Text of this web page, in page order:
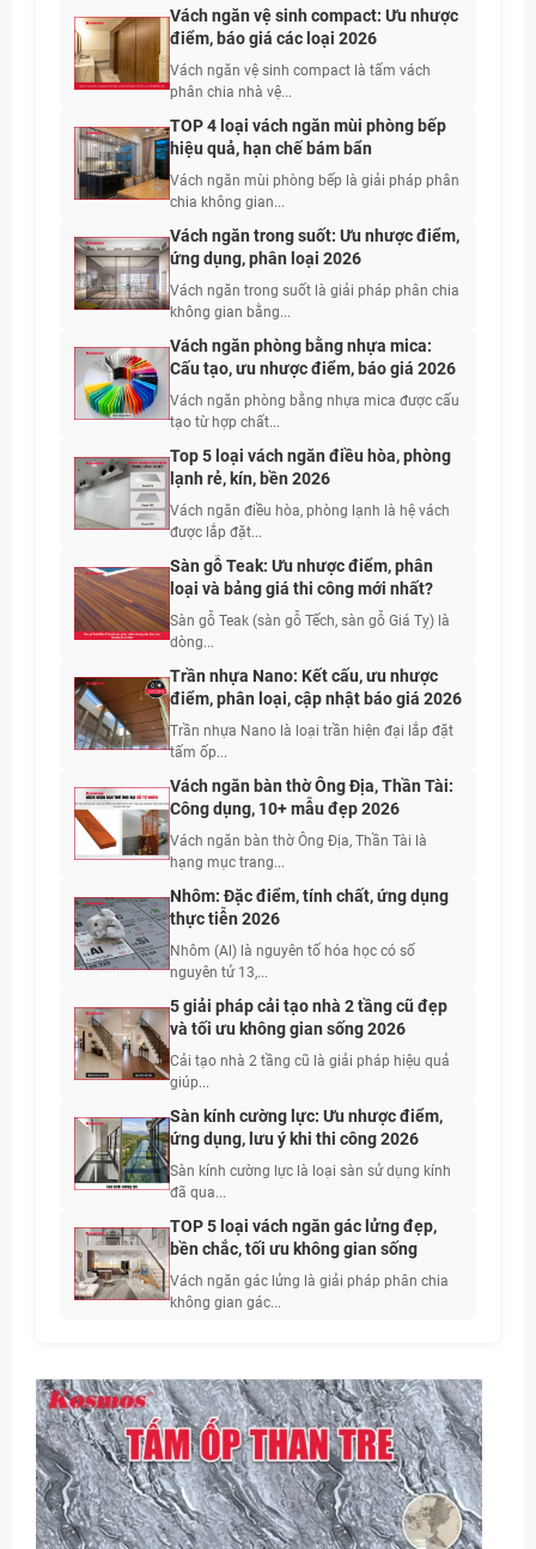
Vách ngăn vệ sinh compact: Ưu nhược
điểm, báo giá các loại 2026
Vách ngăn vệ sinh compact là tấm vách
phân chia nhà vệ...
TOP 4 loại vách ngăn mùi phòng bếp
hiệu quả, hạn chế bám bẩn
Vách ngăn mùi phòng bếp là giải pháp phân
chia không gian...
Vách ngăn trong suốt: Ưu nhược điểm,
ứng dụng, phân loại 2026
Vách ngăn trong suốt là giải pháp phân chia
không gian bằng...
Vách ngăn phòng bằng nhựa mica:
Cấu tạo, ưu nhược điểm, báo giá 2026
Vách ngăn phòng bằng nhựa mica được cấu
tạo từ hợp chất...
Top 5 loại vách ngăn điều hòa, phòng
lạnh rẻ, kín, bền 2026
Vách ngăn điều hòa, phòng lạnh là hệ vách
được lắp đặt...
Sàn gỗ Teak: Ưu nhược điểm, phân
loại và bảng giá thi công mới nhất?
Sàn gỗ Teak (sàn gỗ Tếch, sàn gỗ Giá Tỵ) là
dòng...
Trần nhựa Nano: Kết cấu, ưu nhược
điểm, phân loại, cập nhật báo giá 2026
Trần nhựa Nano là loại trần hiện đại lắp đặt
tấm ốp...
Vách ngăn bàn thờ Ông Địa, Thần Tài:
Công dụng, 10+ mẫu đẹp 2026
Vách ngăn bàn thờ Ông Địa, Thần Tài là
hạng mục trang...
Nhôm: Đặc điểm, tính chất, ứng dụng
thực tiễn 2026
Nhôm (Al) là nguyên tố hóa học có số
nguyên tử 13,...
5 giải pháp cải tạo nhà 2 tầng cũ đẹp
và tối ưu không gian sống 2026
Cải tạo nhà 2 tầng cũ là giải pháp hiệu quả
giúp...
Sàn kính cường lực: Ưu nhược điểm,
ứng dụng, lưu ý khi thi công 2026
Sàn kính cường lực là loại sàn sử dụng kính
đã qua...
TOP 5 loại vách ngăn gác lửng đẹp,
bền chắc, tối ưu không gian sống
Vách ngăn gác lửng là giải pháp phân chia
không gian gác...